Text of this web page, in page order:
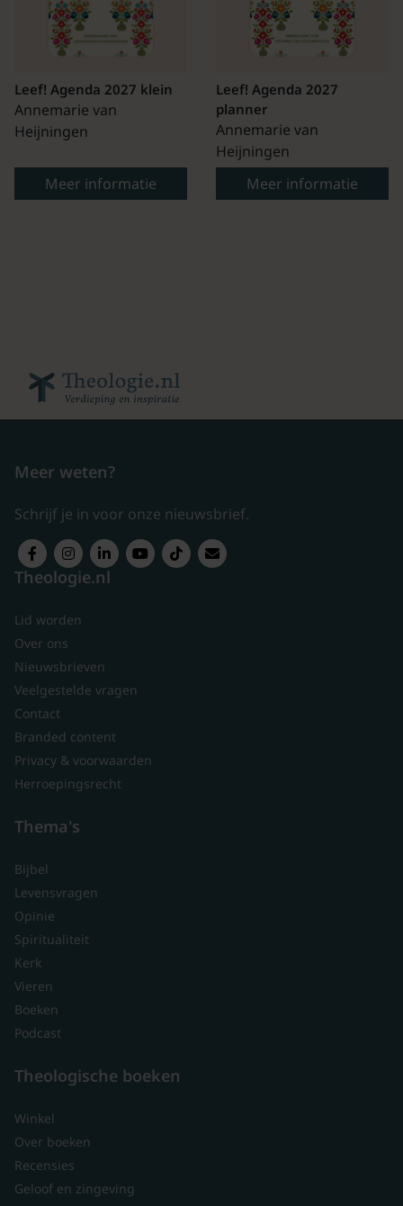
Leef! Agenda 2027 klein
Annemarie van
Heijningen
Meer informatie
Leef! Agenda 2027
planner
Annemarie van
Heijningen
Meer informatie
Meer weten?
Schrijf je in voor onze nieuwsbrief.
Theologie.nl
Lid worden
Over ons
Nieuwsbrieven
Veelgestelde vragen
Contact
Branded content
Privacy & voorwaarden
Herroepingsrecht
Thema's
Bijbel
Levensvragen
Opinie
Spiritualiteit
Kerk
Vieren
Boeken
Podcast
Theologische boeken
Winkel
Over boeken
Recensies
Geloof en zingeving